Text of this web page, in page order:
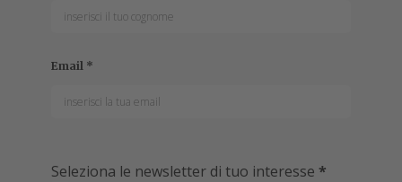
Email *
Seleziona le newsletter di tuo interesse *